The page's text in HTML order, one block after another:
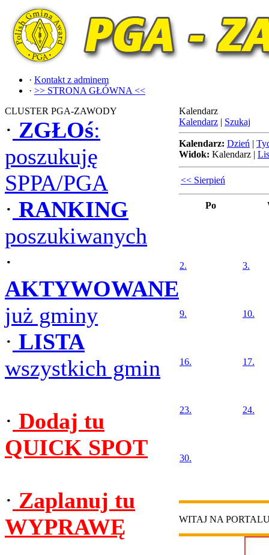
· Kontakt z adminem
· >> STRONA GŁÓWNA <<
CLUSTER PGA-ZAWODY
· ZGŁOś:
poszukuję
SPPA/PGA
· RANKING
poszukiwanych
·
AKTYWOWANE
już gminy
· LISTA
wszystkich gmin
· Dodaj tu
QUICK SPOT
· Zaplanuj tu
WYPRAWĘ
Kalendarz
Kalendarz | Szukaj
Kalendarz: Dzień |
Widok: Kalendarz |
<< Sierpień
Po
2. 3.
9. 10.
16. 17.
23. 24.
30.
WITAJ NA